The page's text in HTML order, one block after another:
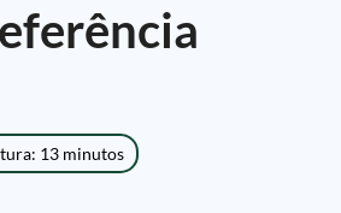
13 minutos